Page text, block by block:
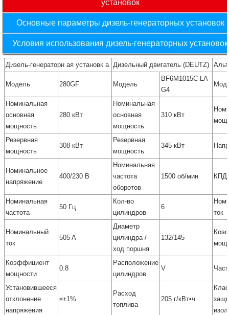
установок
Основные параметры дизель-генераторных установок
Условия использования дизель-генераторных установок
Дизель-генераторн ая установк а Дизельный двигатель (DEUTZ)
Модель 280GF Модель
BF6M1015C-LA
G4
Номинальная
основная
мощность
280 кВт
Номинальная
основная
мощность
310 кВт
Резервная
мощность
308 кВт
Резервная
мощность
345 кВт
Номинальное
напряжение
400/230 В
Номинальная
частота
оборотов
1500 об/мин КПД
Номинальная
частота
50 Гц
Кол-во
цилиндров
6
ток
Номинальный
ток
505 A
Диаметр
цилиндра /
ход поршня
132/145
Коэффициент
мощности
0.8
Расположение
цилиндров
V
Установившееся
отклонение
напряжения
≤±1%
Расход
топлива
205 г/кВт•ч